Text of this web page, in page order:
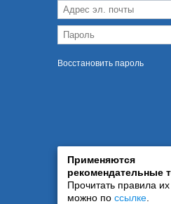
Восстановить пароль
Применяются
рекомендательные
Прочитать правила
можно по ссылке